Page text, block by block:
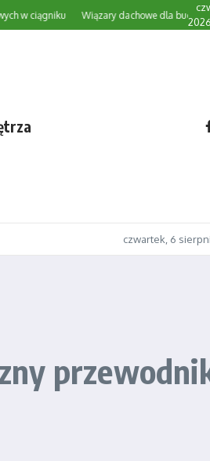
Wiązary dachowe dla budynków
2026
czwartek, 6